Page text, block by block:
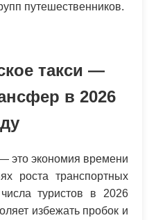
путешественников.
такси —
в 2026
это экономия времени
роста транспортных
туристов в 2026
избежать пробок и